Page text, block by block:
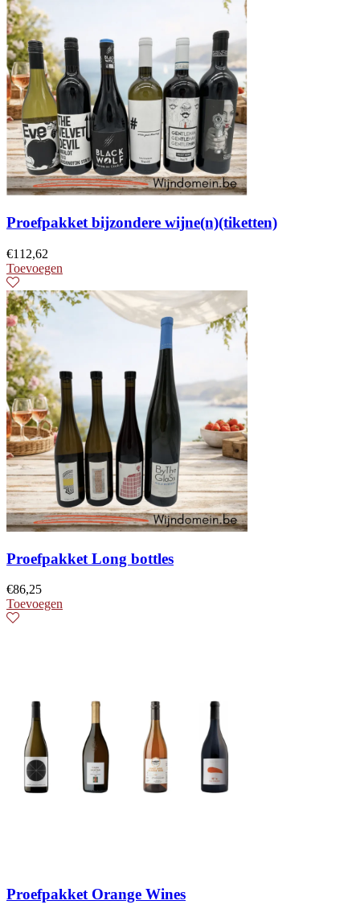
Proefpakket bijzondere wijne(n)(tiketten)
€112,62
Toevoegen
Proefpakket Long bottles
€86,25
Toevoegen
Proefpakket Orange Wines